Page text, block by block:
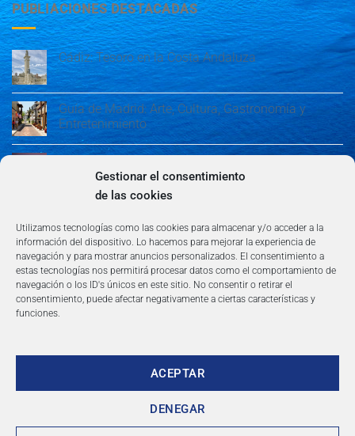
Gestionar el consentimiento
de las cookies
Utilizamos tecnologías como las cookies para almacenar y/o acceder a la
información del dispositivo. Lo hacemos para mejorar la experiencia de
navegación y para mostrar anuncios personalizados. El consentimiento a
estas tecnologías nos permitirá procesar datos como el comportamiento de
navegación o los ID's únicos en este sitio. No consentir o retirar el
consentimiento, puede afectar negativamente a ciertas características y
funciones.
ACEPTAR
DENEGAR
PUBLIACIONES DESTACADAS
Cádiz: Tesoro en la Costa Andaluza
Guía de Madrid: Arte, Cultura, Gastronomía y
Entretenimiento
Guía de Madrid: Arte, Cultura, Gastronomía y
Entretenimiento
Copyright 2026 ©360group.es